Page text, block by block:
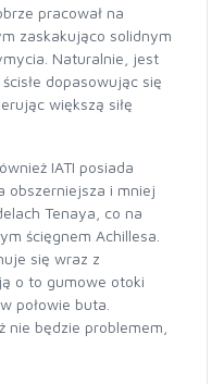
pracował na
zaskakująco solidnym
Naturalnie, jest
dopasowując się
większą siłę
IATI posiada
obszerniejsza i mniej
Tenaya, co na
ścięgnem Achillesa.
się wraz z
o to gumowe otoki
połowie buta.
nie będzie problemem,